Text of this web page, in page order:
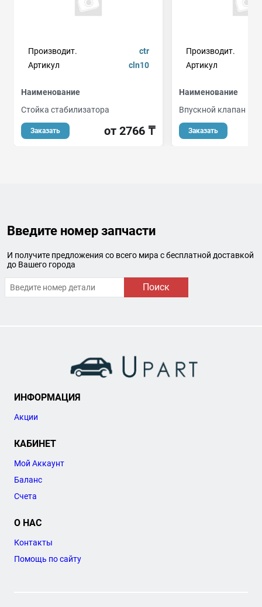
Производит.
ctr
Артикул
cln10
Наименование
Стойка стабилизатора
Заказать от 2766 ₸
Производит.
Артикул
Наименование
Впускной клапан
Заказать
Введите номер запчасти
И получите предложения со всего мира с бесплатной доставкой
до Вашего города
Поиск
ИНФОРМАЦИЯ
Акции
КАБИНЕТ
Мой Аккаунт
Баланс
Счета
О НАС
Контакты
Помощь по сайту